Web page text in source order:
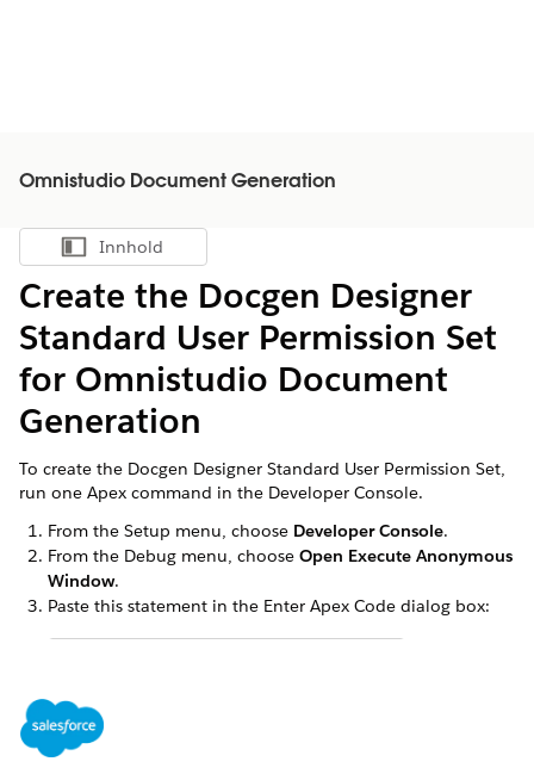
Omnistudio Document Generation
Vis innholdsfortegnelse
Innhold
Create the Docgen Designer
Standard User Permission Set
for Omnistudio Document
Generation
To create the Docgen Designer Standard User Permission Set,
run one Apex command in the Developer Console.
From the Setup menu, choose Developer Console.
From the Debug menu, choose Open Execute Anonymous
Window.
Paste this statement in the Enter Apex Code dialog box:
Select the entire statement.
ClickExecute Highlighted